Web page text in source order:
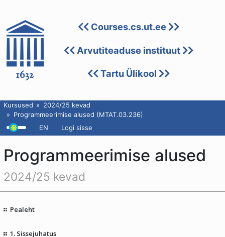
Courses.cs.ut.ee
Arvutiteaduse instituut
Tartu Ülikool
Kursused
2024/25 kevad
Programmeerimise alused (MTAT.03.236)
EN
Logi sisse
Programmeerimise alused
2024/25 kevad
Pealeht
1. Sissejuhatus